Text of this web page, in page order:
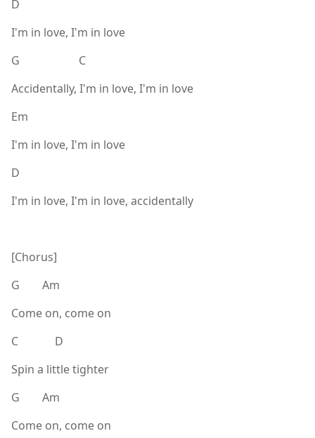
D
I'm in love, I'm in love
G C
Accidentally, I'm in love, I'm in love
Em
I'm in love, I'm in love
D
I'm in love, I'm in love, accidentally
[Chorus]
G Am
Come on, come on
C D
Spin a little tighter
G Am
Come on, come on